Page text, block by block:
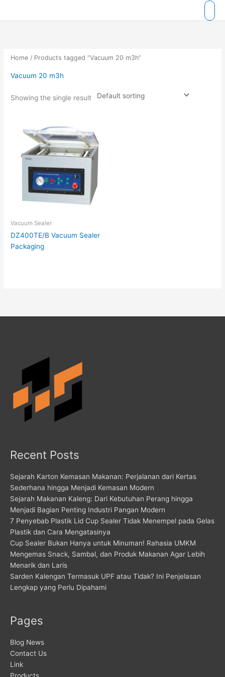
Home / Products tagged “Vacuum 20 m3h”
Vacuum 20 m3h
Showing the single result
Vacuum Sealer
DZ400TE/B Vacuum Sealer
Packaging
Recent Posts
Sejarah Karton Kemasan Makanan: Perjalanan dari Kertas
Sederhana hingga Menjadi Kemasan Modern
Sejarah Makanan Kaleng: Dari Kebutuhan Perang hingga
Menjadi Bagian Penting Industri Pangan Modern
7 Penyebab Plastik Lid Cup Sealer Tidak Menempel pada Gelas
Plastik dan Cara Mengatasinya
Cup Sealer Bukan Hanya untuk Minuman! Rahasia UMKM
Mengemas Snack, Sambal, dan Produk Makanan Agar Lebih
Menarik dan Laris
Sarden Kalengan Termasuk UPF atau Tidak? Ini Penjelasan
Lengkap yang Perlu Dipahami
Pages
Blog News
Contact Us
Link
Products